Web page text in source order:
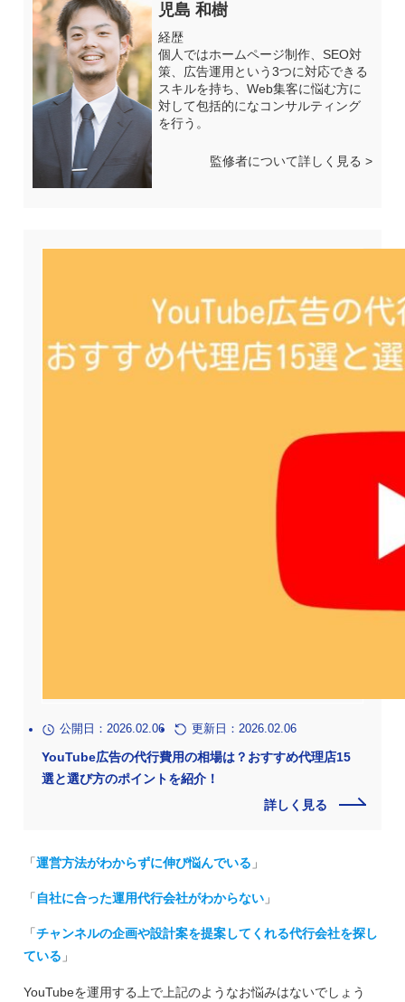
児島 和樹
経歴
個人ではホームページ制作、SEO対
策、広告運用という3つに対応できる
スキルを持ち、Web集客に悩む方に
対して包括的になコンサルティング
を行う。
監修者について詳しく見る >
公開日：2026.02.06 更新日：2026.02.06
YouTube広告の代行費用の相場は？おすすめ代理店15
選と選び方のポイントを紹介！
詳しく見る
「運営方法がわからずに伸び悩んでいる 」
「 自社に合った運用代行会社がわからない 」
「チャンネルの企画や設計案を提案してくれる代行会社を探し
ている 」
YouTubeを運用する上で上記のようなお悩みはないでしょう